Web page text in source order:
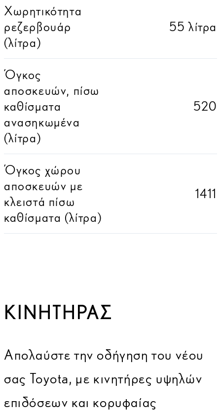
Χωρητικότητα
ρεζερβουάρ
(λίτρα)
55 λίτρα
Όγκος
αποσκευών, πίσω
καθίσματα
ανασηκωμένα
(λίτρα)
520
Όγκος χώρου
αποσκευών με
κλειστά πίσω
καθίσματα (λίτρα)
1411
ΚΙΝΗΤΉΡΑΣ
Απολαύστε την οδήγηση του νέου
σας Toyota, με κινητήρες υψηλών
επιδόσεων και κορυφαίας